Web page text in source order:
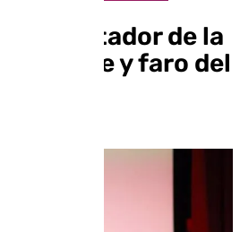
portador de la
del Cante y faro del